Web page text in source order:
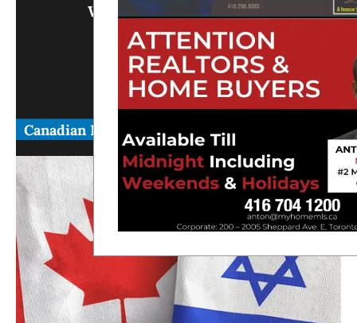
Write Us What You Think
Canadian News